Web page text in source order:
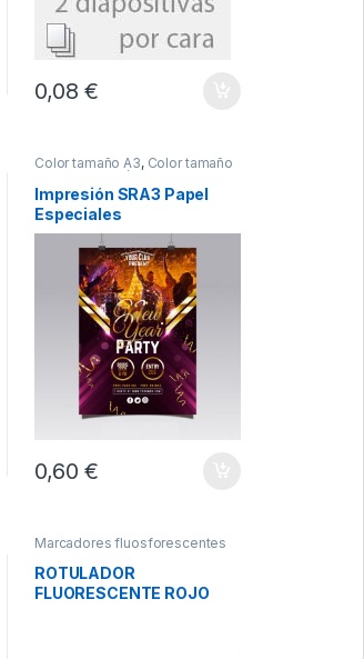
0,08 €
40,00€
en la página de producto
Color tamaño A3, Color tamaño
Impresión en color
Impresión SRA3 Papel
Especiales
0,60 €
Marcadores fluosforescentes
ROTULADOR
FLUORESCENTE ROJO